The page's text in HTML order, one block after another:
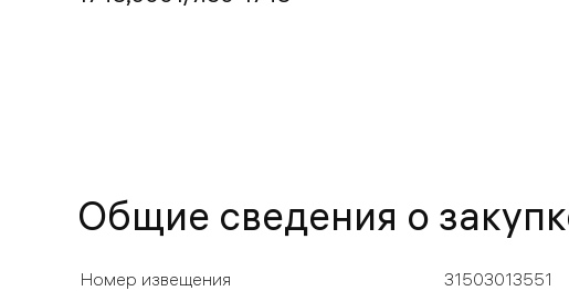
Общие сведения о
Номер извещения
31503013551